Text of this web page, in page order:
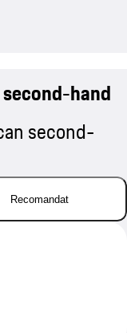
hand
second-
Recomandat